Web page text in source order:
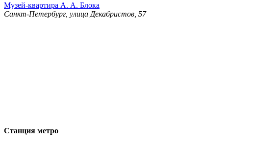
Музей-квартира А. А. Блока
Санкт-Петербург, улица Декабристов, 57
Станция метро